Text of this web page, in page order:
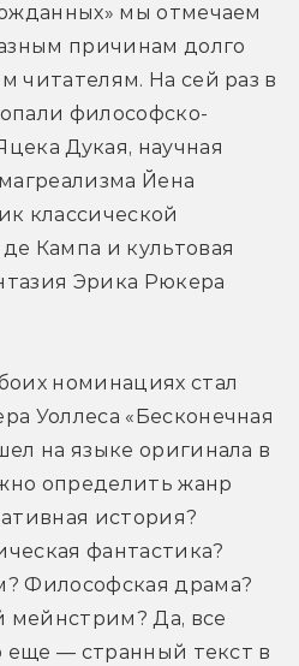
мы отмечаем
причинам долго
читателям. На сей раз в
философско-
Дукая, научная
Йена
классической
Кампа и культовая
Эрика Рюкера
номинациях стал
Уоллеса «Бесконечная
на языке оригинала в
определить жанр
история?
фантастика?
Философская драма?
мейнстрим? Да, все
еще — странный текст в